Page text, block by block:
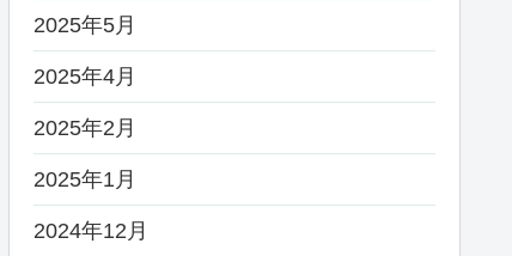
2025年5月
2025年4月
2025年2月
2025年1月
2024年12月